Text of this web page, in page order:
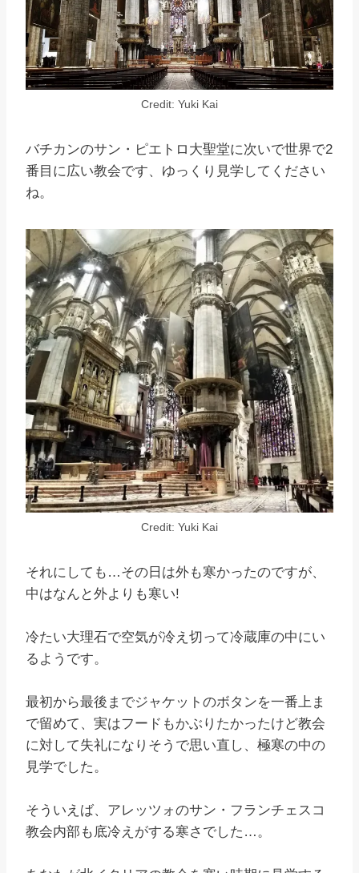
Credit: Yuki Kai
バチカンのサン・ピエトロ大聖堂に次いで世界で2
番目に広い教会です、ゆっくり見学してください
ね。
Credit: Yuki Kai
それにしても…その日は外も寒かったのですが、
中はなんと外よりも寒い!
冷たい大理石で空気が冷え切って冷蔵庫の中にい
るようです。
最初から最後までジャケットのボタンを一番上ま
で留めて、実はフードもかぶりたかったけど教会
に対して失礼になりそうで思い直し、極寒の中の
見学でした。
そういえば、アレッツォのサン・フランチェスコ
教会内部も底冷えがする寒さでした…。